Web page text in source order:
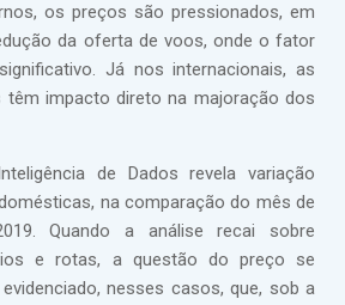
os preços são pressionados, em
da oferta de voos, onde o fator
Já nos internacionais, as
têm impacto direto na majoração dos
de Dados revela variação
na comparação do mês de
Quando a análise recai sobre
e rotas, a questão do preço se
nesses casos, que, sob a